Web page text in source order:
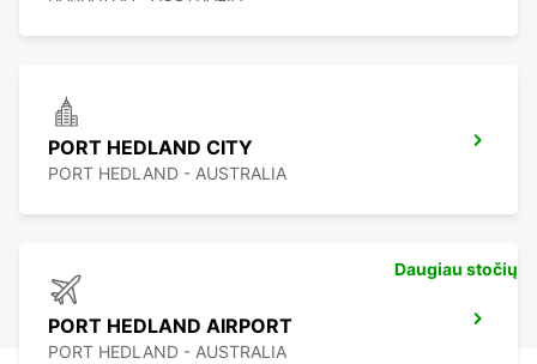
PORT HEDLAND CITY
PORT HEDLAND - AUSTRALIA
PORT HEDLAND AIRPORT
PORT HEDLAND - AUSTRALIA
Daugiau stočių